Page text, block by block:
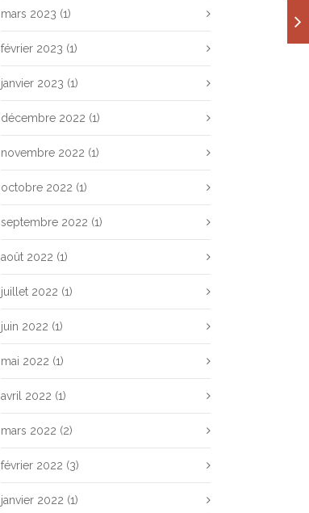
mars 2023 (1)
février 2023 (1)
janvier 2023 (1)
décembre 2022 (1)
novembre 2022 (1)
octobre 2022 (1)
septembre 2022 (1)
août 2022 (1)
juillet 2022 (1)
juin 2022 (1)
mai 2022 (1)
avril 2022 (1)
mars 2022 (2)
février 2022 (3)
janvier 2022 (1)